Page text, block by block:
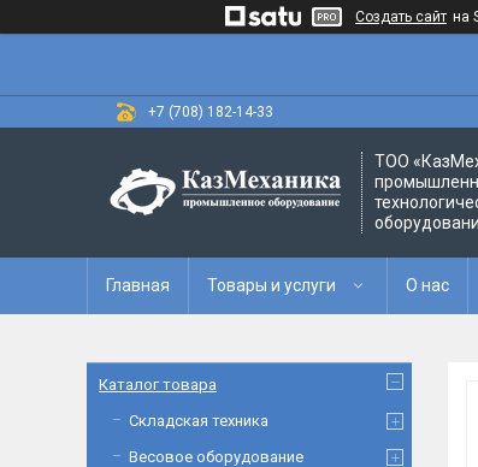
Создать сайт на
+7 (708) 182-14-33
ТОО
Главная Товары и услуги О нас
Каталог товара
Складская техника
Весовое оборудование